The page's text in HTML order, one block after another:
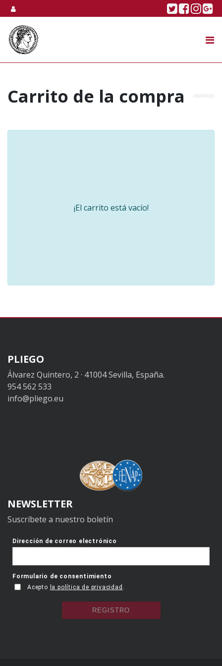
Skip to content Twitter
Carrito de la compra
¡El carrito está vacío!
PLIEGO
Álvarez Quintero, 2 · 41004 Sevilla, España.
954 562 533
info@pliego.eu
NEWSLETTER
Suscríbete a nuestro boletín
TIENDA ONLINE
NOSOTROS